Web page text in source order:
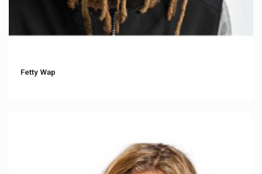
Fetty Wap